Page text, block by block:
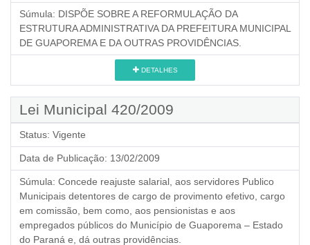
Súmula: DISPÕE SOBRE A REFORMULAÇÃO DA
ESTRUTURA ADMINISTRATIVA DA PREFEITURA MUNICIPAL
DE GUAPOREMA E DA OUTRAS PROVIDÊNCIAS.
DETALHES
Lei Municipal 420/2009
Status: Vigente
Data de Publicação: 13/02/2009
Súmula: Concede reajuste salarial, aos servidores Publico
Municipais detentores de cargo de provimento efetivo, cargo
em comissão, bem como, aos pensionistas e aos
empregados públicos do Município de Guaporema – Estado
do Paraná e, dá outras providências.